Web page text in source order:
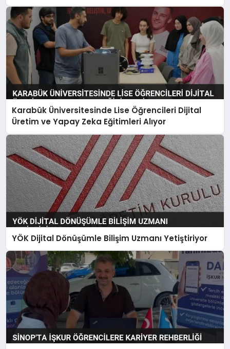
Karabük Üniversitesinde Lise Öğrencileri Dijital
Üretim ve Yapay Zeka Eğitimleri Alıyor
YÖK Dijital Dönüşümle Bilişim Uzmanı Yetiştiriyor